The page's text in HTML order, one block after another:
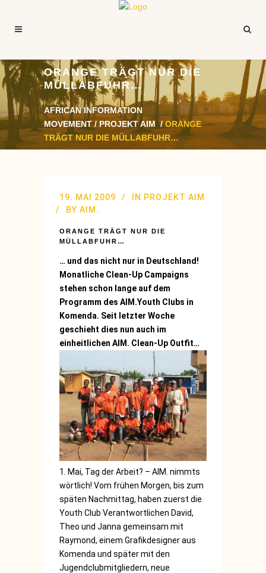
ORANGE TRÄGT NUR DIE
MÜLLABFUHR…
AFRICAN INFORMATION
MOVEMENT/PROJEKT AIM /ORANGE
TRÄGT NUR DIE MÜLLABFUHR…
19. MAI 2009 IN PROJEKT AIM
BY AIM.
ORANGE TRÄGT NUR DIE
MÜLLABFUHR…
… und das nicht nur in Deutschland!
Monatliche Clean-Up Campaigns
stehen schon lange auf dem
Programm des AIM.Youth Clubs in
Komenda. Seit letzter Woche
geschieht dies nun auch im
einheitlichen AIM. Clean-Up Outfit…
1. Mai, Tag der Arbeit? – AIM. nimmts
wörtlich! Vom frühen Morgen, bis zum
späten Nachmittag, haben zuerst die
Youth Club Verantwortlichen David,
Theo und Janna gemeinsam mit
Raymond, einem Grafikdesigner aus
Komenda und später mit den
Jugendclubmitgliedern, neue